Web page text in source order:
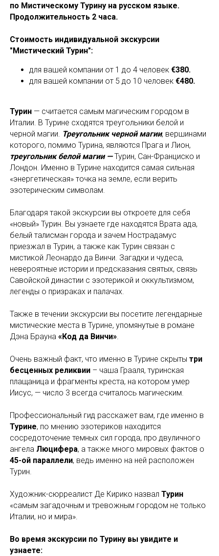
по Мистическому Турину на русском языке.
Продолжительность 2 часа.
Стоимость индивидуальной экскурсии
"Мистический Турин":
для вашей компании от 1 до 4 человек €380.
для вашей компании от 5 до 10 человек €480.
Турин — считается самым магическим городом в
Италии. В Турине сходятся треугольники белой и
черной магии. Треугольник черной магии, вершинами
которого, помимо Турина, являются Прага и Лион,
треугольник белой магии —Турин, Сан-Франциско и
Лондон. Именно в Турине находится самая сильная
«энергетическая» точка на земле, если верить
эзотерическим символам.
Благодаря такой экскурсии вы откроете для себя
«новый» Турин. Вы узнаете где находятся Врата ада,
белый талисман города и зачем Нострадамус
приезжал в Турин, а также как Турин связан с
мистикой Леонардо да Винчи. Загадки и чудеса,
невероятные истории и предсказания святых, связь
Савойской династии с эзотерикой и оккультизмом,
легенды о призраках и палачах.
Также в течении экскурсии вы посетите легендарные
мистические места в Турине, упомянутые в романе
Дэна Брауна «Код да Винчи»
Очень важный факт, что именно в Турине скрыты три
бесценных реликвии – чаша Грааля, туринская
плащаница и фрагменты креста, на котором умер
Иисус, — число 3 всегда считалось магическим.
Профессиональный гид расскажет вам, где именно в
Турине, по мнению эзотериков находится
сосредоточение темных сил города, про двуличного
ангела Люцифера, а также много мировых фактов о
45-ой параллели, ведь именно на ней расположен
Турин.
Художник-сюрреалист Де Кирико назвал Турин
«самым загадочным и тревожным городом не только
Италии, но и мира».
Во время экскурсии по Турину вы увидите и
узнаете: